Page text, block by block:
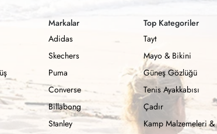
Markalar
Adidas
Skechers
Puma
Converse
Billabong
Stanley
Top Kategoriler
Tayt
Mayo & Bikini
Güneş Gözlüğü
Tenis Ayakkabısı
Çadır
Kamp Malzemeleri &